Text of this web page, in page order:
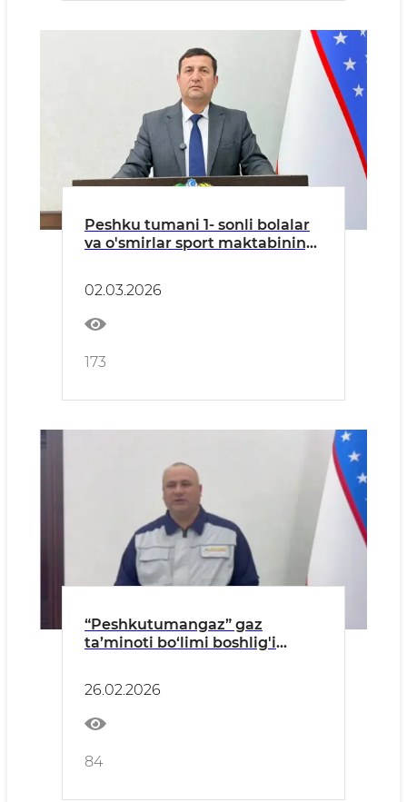
Peshku tumani 1- sonli bolalar
va o'smirlar sport maktabining
02.03.2026
173
“Peshkutumangaz” gaz
ta’minoti bo‘limi boshlig'i
26.02.2026
84